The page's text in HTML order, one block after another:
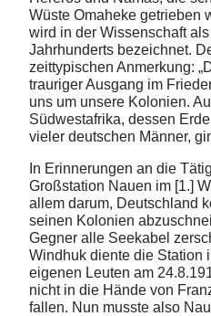
Wüste Omaheke getrieben
wird in der Wissenschaft
Jahrhunderts bezeichnet.
zeittypischen Anmerkung:
trauriger Ausgang im
uns um unsere Kolonien.
Südwestafrika, dessen
vieler deutschen Männer,
In Erinnerungen an die
Großstation Nauen im [1.]
allem darum, Deutschland
seinen Kolonien
Gegner alle Seekabel
Windhuk diente die Station
eigenen Leuten am
nicht in die Hände von
fallen. Nun musste also